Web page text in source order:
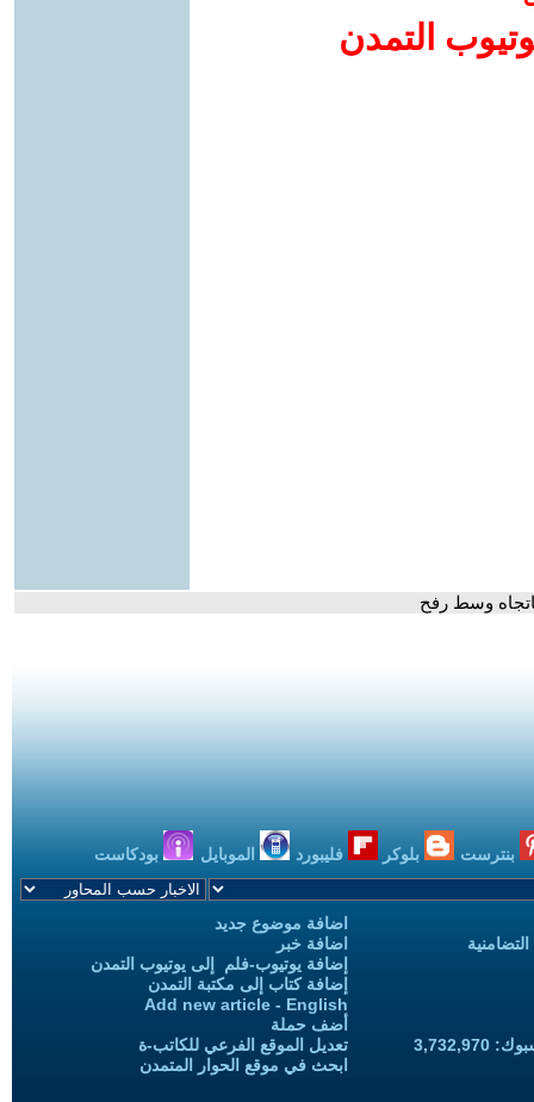
التمدن
وسط رفح
بنترست بلوكر فليبورد الموبايل بودكاست
اضافة موضوع جديد
اضافة خبر
إضافة يوتيوب-فلم إلى يوتيوب التمدن
إضافة كتاب إلى مكتبة التمدن
Add new article - English
أضف حملة
تعديل الموقع الفرعي للكاتب-ة
ابحث في موقع الحوار المتمدن